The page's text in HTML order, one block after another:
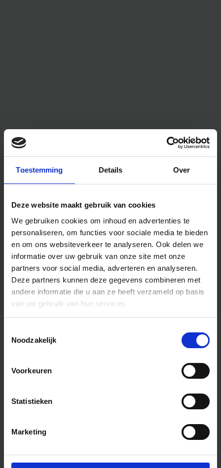
Toestemming Details Over
Deze website maakt gebruik van cookies
We gebruiken cookies om inhoud en advertenties te
personaliseren, om functies voor sociale media te bieden
en om ons websiteverkeer te analyseren. Ook delen we
informatie over uw gebruik van onze site met onze
partners voor social media, adverteren en analyseren.
Deze partners kunnen deze gegevens combineren met
andere informatie die u aan ze heeft verzameld op basis
van uw gebruik van hun services.
Noodzakelijk
Voorkeuren
Statistieken
Marketing
Algemene informatie
Foto’s ({{photos.length}})